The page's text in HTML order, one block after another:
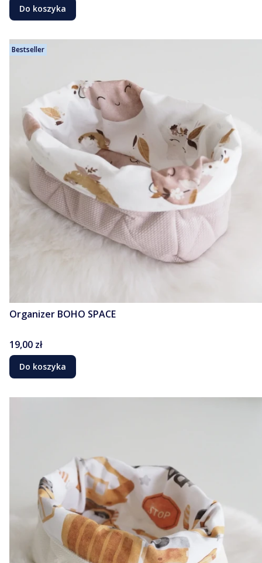
Do koszyka
Bestseller
Organizer BOHO SPACE
Cena
19,00 zł
Do koszyka